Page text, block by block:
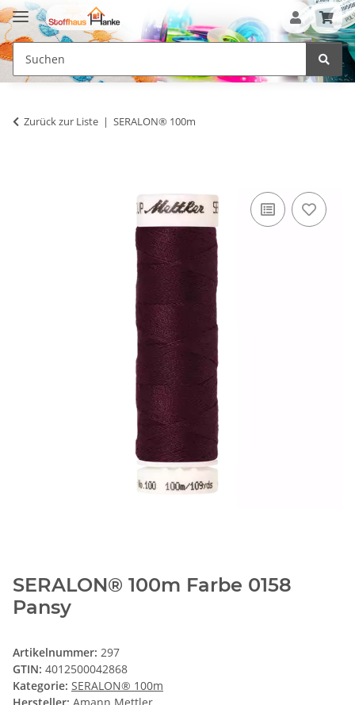
Zurück zur Liste SERALON® 100m
SERALON® 100m Farbe 0158
Pansy
Artikelnummer: 297
GTIN: 4012500042868
Kategorie: SERALON® 100m